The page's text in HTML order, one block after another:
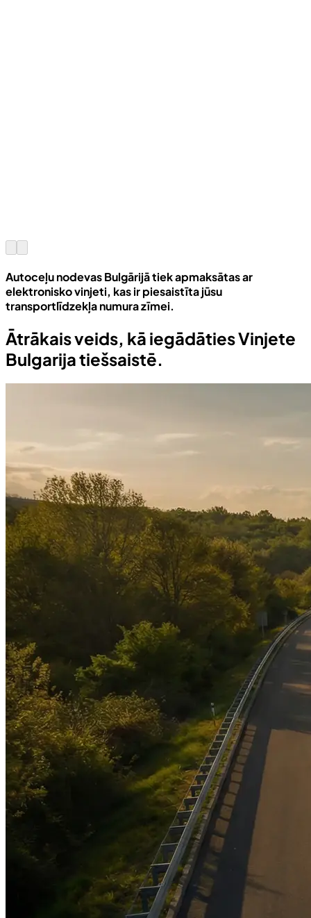
Autoceļu nodevas Bulgārijā tiek apmaksātas ar
elektronisko vinjeti, kas ir piesaistīta jūsu
transportlīdzekļa numura zīmei.
Ātrākais veids, kā iegādāties Vinjete
Bulgarija tiešsaistē.